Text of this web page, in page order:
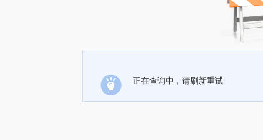
正在查询中，请刷新重试